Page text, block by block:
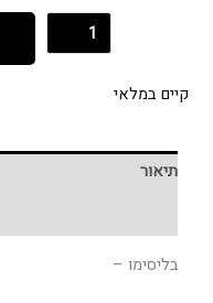
קיים במלאי
תיאור
בליסימו –